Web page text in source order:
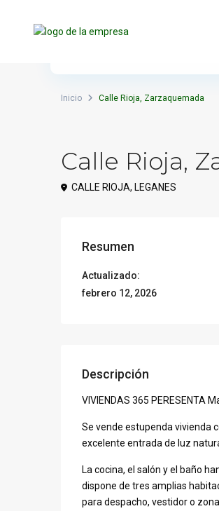
Actualizado:
Inicio Calle Rioja, Zarzaquemada
Calle Rioja,
CALLE RIOJA, LEGANES
Resumen
Actualizado:
febrero 12, 2026
Descripción
VIVIENDAS 365 PERESENTA
Se vende estupenda vivienda
excelente entrada de luz
La cocina, el salón y el baño
dispone de tres amplias
para despacho, vestidor o